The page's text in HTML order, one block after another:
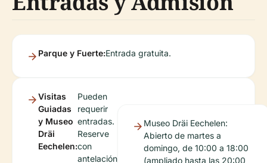
Parque y Fuerte:Entrada gratuita.
Visitas
Guiadas
y Museo
Dräi
Eechelen:
Pueden
requerir
entradas.
Reserve
con
antelación
Museo Dräi Eechelen:
Abierto de martes a
domingo, de 10:00 a 18:00
(ampliado hasta las 20:00